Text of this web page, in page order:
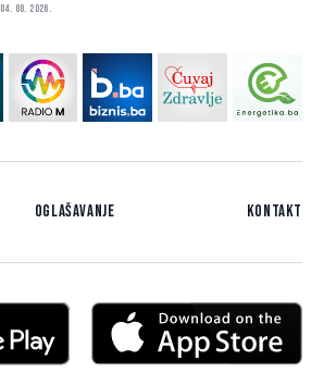
04. 08. 2026.
Oglašavanje Kontakt